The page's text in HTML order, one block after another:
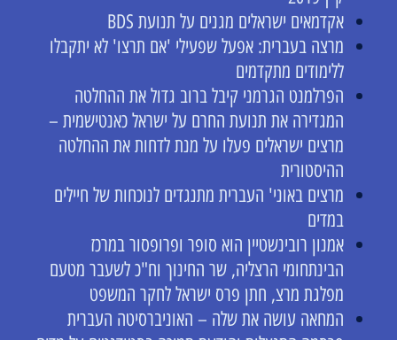
אקדמאים ישראלים מגנים על תנועת BDS
מרצה בעברית: אפעל שפעילי 'אם תרצו' לא יתקבלו
ללימודים מתקדמים
הפרלמנט הגרמני קיבל ברוב גדול את ההחלטה
המגדירה את תנועת החרם על ישראל כאנטישמית –
מרצים ישראלים פעלו על מנת לדחות את ההחלטה
ההיסטורית
מרצים באוני' העברית מתנגדים לנוכחות של חיילים
במדים
אמנון רובינשטיין הוא סופר ופרופסור במרכז
הבינתחומי הרצליה, שר החינוך וח"כ לשעבר מטעם
מפלגת מרצ, חתן פרס ישראל לחקר המשפט
המחאה עושה את שלה – האוניברסיטה העברית